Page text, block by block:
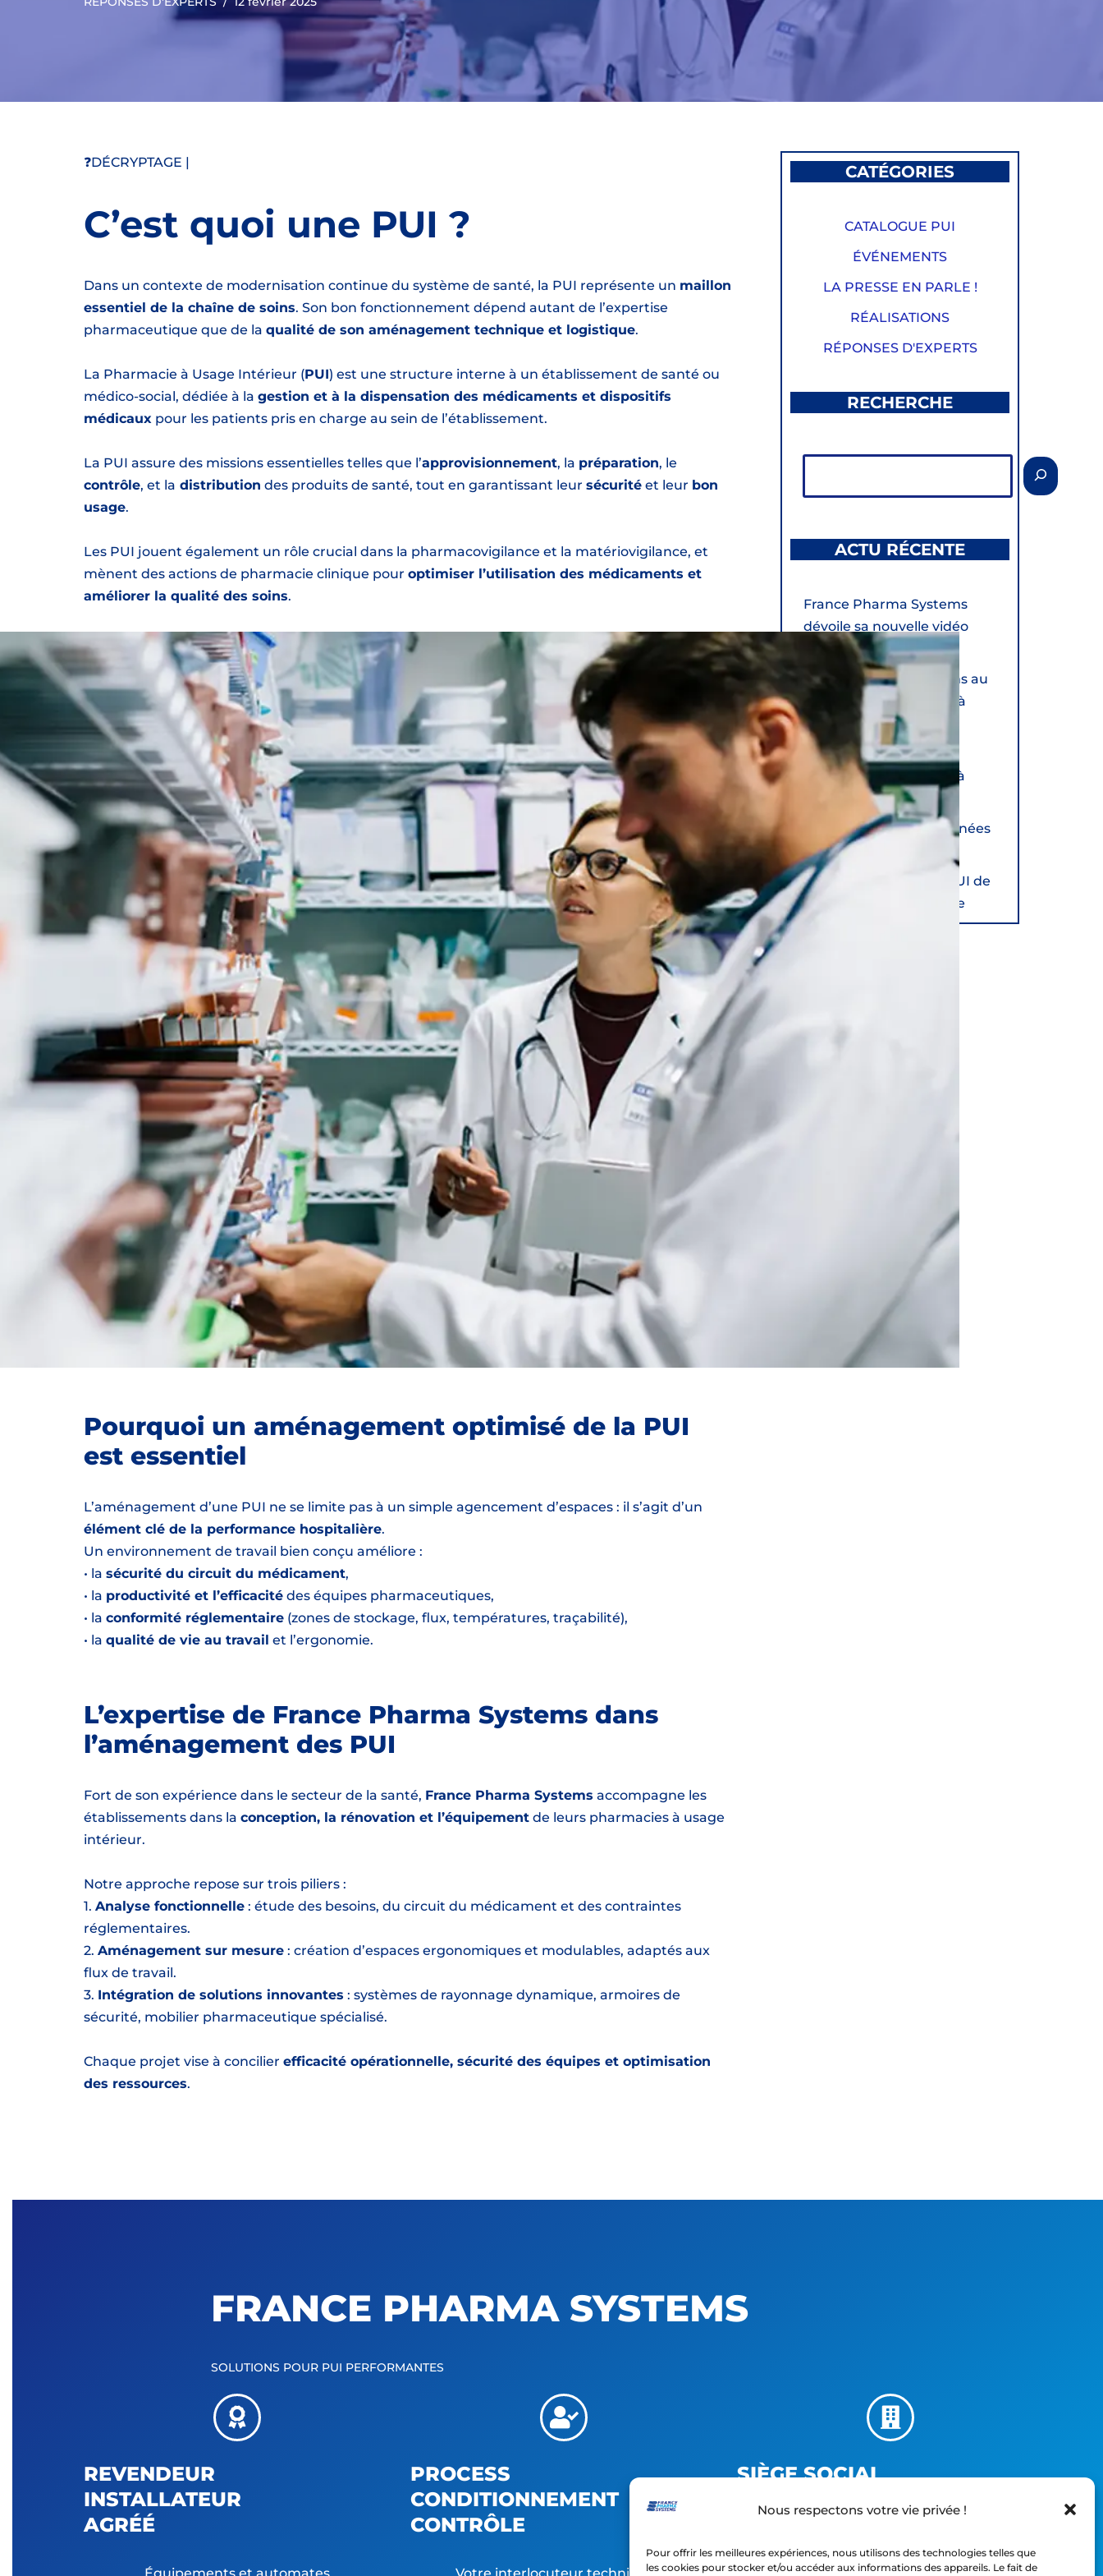
Nous respectons votre vie privée !
Pour offrir les meilleures expériences, nous utilisons des technologies telles que
les cookies pour stocker et/ou accéder aux informations des appareils. Le fait de
❓DÉCRYPTAGE |
C’est quoi une PUI ?
Dans un contexte de modernisation continue du système de santé, la PUI représente un maillon
essentiel de la chaîne de soins. Son bon fonctionnement dépend autant de l’expertise
pharmaceutique que de la qualité de son aménagement technique et logistique.
La Pharmacie à Usage Intérieur (PUI) est une structure interne à un établissement de santé ou
médico-social, dédiée à la gestion et à la dispensation des médicaments et dispositifs
médicaux pour les patients pris en charge au sein de l’établissement.
La PUI assure des missions essentielles telles que l’approvisionnement, la préparation, le
contrôle, et la distribution des produits de santé, tout en garantissant leur sécurité et leur bon
usage.
Les PUI jouent également un rôle crucial dans la pharmacovigilance et la matériovigilance, et
mènent des actions de pharmacie clinique pour optimiser l’utilisation des médicaments et
améliorer la qualité des soins.
Pourquoi un aménagement optimisé de la PUI
est essentiel
L’aménagement d’une PUI ne se limite pas à un simple agencement d’espaces : il s’agit d’un
élément clé de la performance hospitalière.
Un environnement de travail bien conçu améliore :
• la sécurité du circuit du médicament,
• la productivité et l’efficacité des équipes pharmaceutiques,
• la conformité réglementaire (zones de stockage, flux, températures, traçabilité),
• la qualité de vie au travail et l’ergonomie.
L’expertise de France Pharma Systems dans
l’aménagement des PUI
Fort de son expérience dans le secteur de la santé, France Pharma Systems accompagne les
établissements dans la conception, la rénovation et l’équipement de leurs pharmacies à usage
intérieur.
Notre approche repose sur trois piliers :
1. Analyse fonctionnelle : étude des besoins, du circuit du médicament et des contraintes
réglementaires.
2. Aménagement sur mesure : création d’espaces ergonomiques et modulables, adaptés aux
flux de travail.
3. Intégration de solutions innovantes : systèmes de rayonnage dynamique, armoires de
sécurité, mobilier pharmaceutique spécialisé.
Chaque projet vise à concilier efficacité opérationnelle, sécurité des équipes et optimisation
des ressources.
CATÉGORIES
CATALOGUE PUI
ÉVÉNEMENTS
LA PRESSE EN PARLE !
RÉALISATIONS
RÉPONSES D'EXPERTS
RECHERCHE
ACTU RÉCENTE
France Pharma Systems
dévoile sa nouvelle vidéo
institutionnelle
France Pharma Systems au
salon Hopipharm 2026 à
Montpellier
Aménagement de la
pharmacie de l’ESEAN à
FPHS aux 46èmes Journées
de l’ANPPH à Troyes
Aménagement de la PUI de
l’ADÈNE à Saint-Étienne
FRANCE PHARMA SYSTEMS
SOLUTIONS POUR PUI PERFORMANTES
REVENDEUR
INSTALLATEUR
AGRÉÉ
PROCESS
CONDITIONNEMENT
CONTRÔLE
SIÈGE SOCIAL
Z.I. St Étienne - 31 Chem. de la Humère